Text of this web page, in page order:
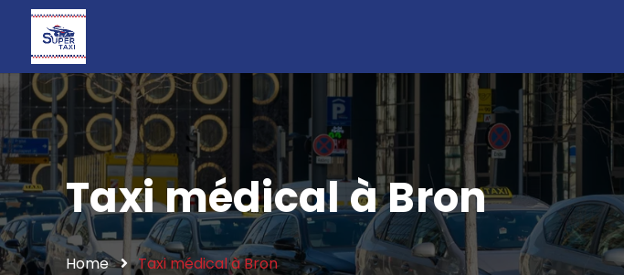
Taxi médical à Bron
Home Taxi médical à Bron